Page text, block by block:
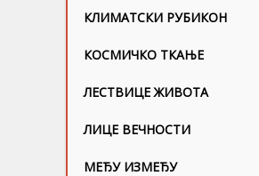
КЛИМАТСКИ РУБИКОН
КОСМИЧКО ТКАЊЕ
ЛЕСТВИЦЕ ЖИВОТА
ЛИЦЕ ВЕЧНОСТИ
МЕЂУ ИЗМЕЂУ